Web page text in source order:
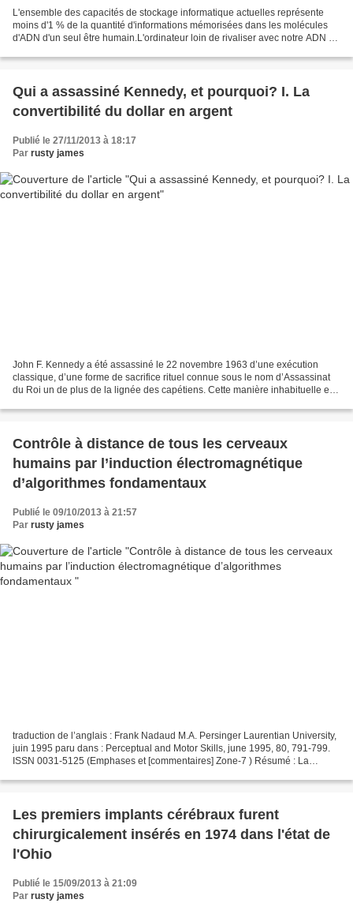
L'ensemble des capacités de stockage informatique actuelles représente
moins d'1 % de la quantité d'informations mémorisées dans les molécules
d'ADN d'un seul être humain.L'ordinateur loin de rivaliser avec notre ADN La
Qui a assassiné Kennedy, et pourquoi? I. La
convertibilité du dollar en argent
Publié le 27/11/2013 à 18:17
Par rusty james
John F. Kennedy a été assassiné le 22 novembre 1963 d’une exécution
classique, d’une forme de sacrifice rituel connue sous le nom d’Assassinat
du Roi un de plus de la lignée des capétiens. Cette manière inhabituelle et
Contrôle à distance de tous les cerveaux
humains par l’induction électromagnétique
d’algorithmes fondamentaux
Publié le 09/10/2013 à 21:57
Par rusty james
traduction de l’anglais : Frank Nadaud M.A. Persinger Laurentian University,
juin 1995 paru dans : Perceptual and Motor Skills, june 1995, 80, 791-799.
ISSN 0031-5125 (Emphases et [commentaires] Zone-7 ) Résumé : La
Les premiers implants cérébraux furent
chirurgicalement insérés en 1974 dans l'état de
l'Ohio
Publié le 15/09/2013 à 21:09
Par rusty james